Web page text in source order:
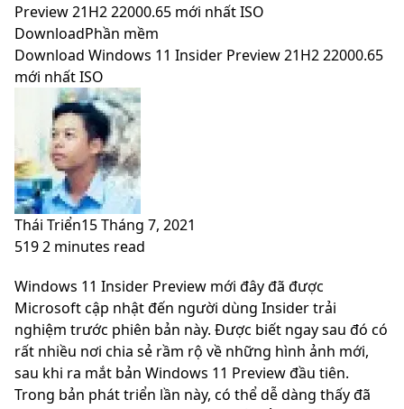
skin
Preview 21H2 22000.65 mới nhất ISO
DownloadPhần mềm
Download Windows 11 Insider Preview 21H2 22000.65
mới nhất ISO
Thái Triển15 Tháng 7, 2021
5192 minutes read
via
Email
Windows 11 Insider Preview mới đây đã được
Microsoft cập nhật đến người dùng Insider trải
nghiệm trước phiên bản này. Được biết ngay sau đó có
rất nhiều nơi chia sẻ rầm rộ về những hình ảnh mới,
sau khi ra mắt bản Windows 11 Preview đầu tiên.
Trong bản phát triển lần này, có thể dễ dàng thấy đã